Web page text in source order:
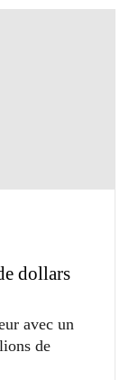
dollars
avec un
de